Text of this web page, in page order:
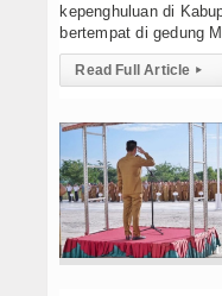
kepenghuluan di
bertempat di gedung
Read Full Article ▸